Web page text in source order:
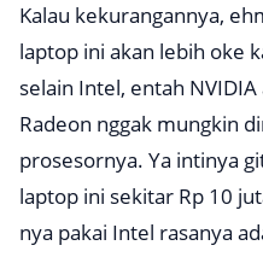
Kalau kekurangannya,
laptop ini akan lebih oke
selain Intel, entah
Radeon nggak mungkin
prosesornya. Ya intinya
laptop ini sekitar Rp 10
nya pakai Intel rasanya